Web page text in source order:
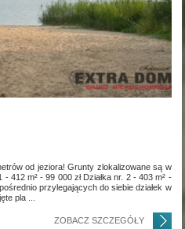
od jeziora! Grunty zlokalizowane są w
412 m² - 99 000 zł Działka nr. 2 - 403 m² -
przylegających do siebie działek w
pla ...
ZOBACZ SZCZEGÓŁY